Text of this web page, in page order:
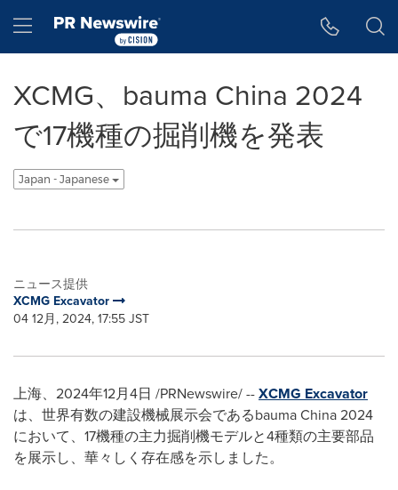
Hamburger menu
XCMG、bauma China 2024
で17機種の掘削機を発表
Japan - Japanese
ニュース提供
XCMG Excavator
04 12月, 2024, 17:55 JST
上海、2024年12月4日 /PRNewswire/ --XCMG Excavator
は、世界有数の建設機械展示会であるbaumaChina2024
において、17機種の主力掘削機モデルと4種類の主要部品
を展示し、華々しく存在感を示しました。